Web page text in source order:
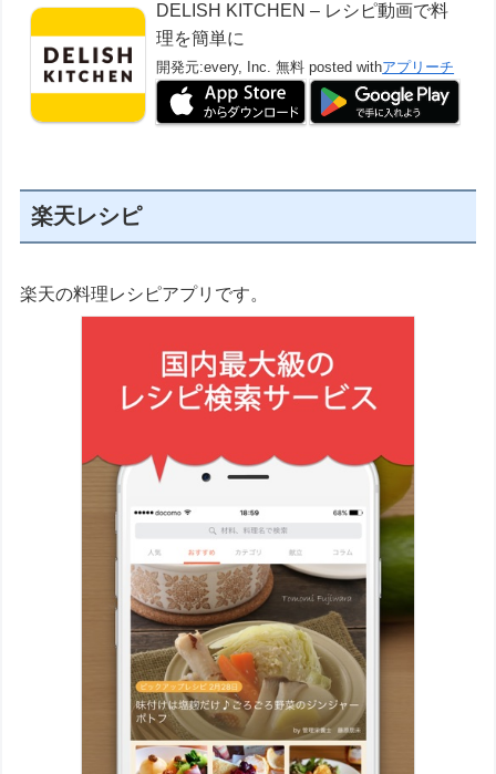
DELISH KITCHEN – レシピ動画で料
理を簡単に
開発元:every, Inc. 無料 posted withアプリーチ
楽天レシピ
楽天の料理レシピアプリです。